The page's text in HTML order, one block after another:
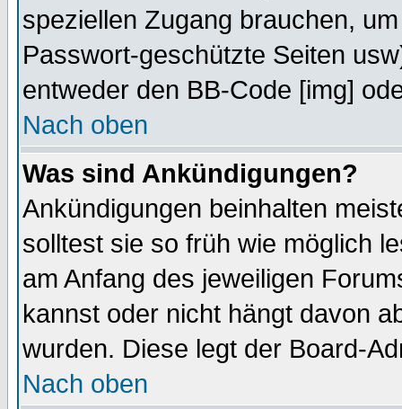
speziellen Zugang brauchen,
Passwort-geschützte Seiten
entweder den BB-Code [img]
Nach oben
Was sind Ankündigungen?
Ankündigungen beinhalten
solltest sie so früh wie möglich
am Anfang des jeweiligen
kannst oder nicht hängt davon
wurden. Diese legt der Board-
Nach oben